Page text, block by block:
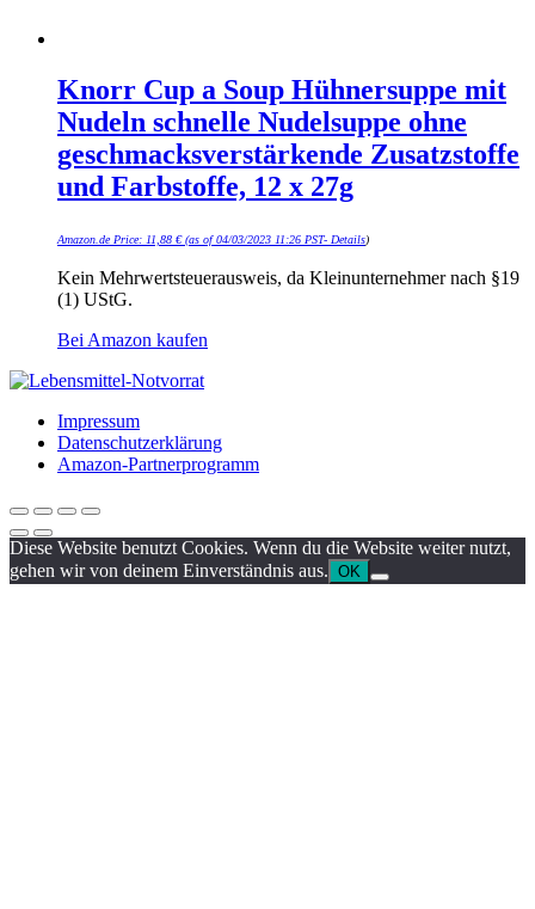
Knorr Cup a Soup Hühnersuppe mit
Nudeln schnelle Nudelsuppe ohne
geschmacksverstärkende Zusatzstoffe
und Farbstoffe, 12 x 27g
Amazon.de Price: 11,88 €(as of 04/03/2023 11:26 PST- Details)
Kein Mehrwertsteuerausweis, da Kleinunternehmer nach §19
(1) UStG.
Bei Amazon kaufen
Impressum
Datenschutzerklärung
Amazon-Partnerprogramm
Diese Website benutzt Cookies. Wenn du die Website weiter nutzt,
gehen wir von deinem Einverständnis aus. OK